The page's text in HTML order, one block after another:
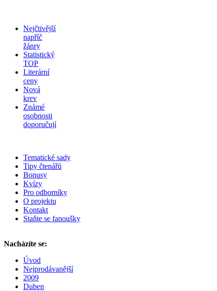
Nejčtivější
napříč
žánry
Statistický
TOP
Literární
ceny
Nová
krev
Známé
osobnosti
doporučují
Tematické sady
Tipy čtenářů
Bonusy
Kvízy
Pro odborníky
O projektu
Kontakt
Staňte se fanoušky
Nacházíte se:
Úvod
Nejprodávanější
2009
Duben